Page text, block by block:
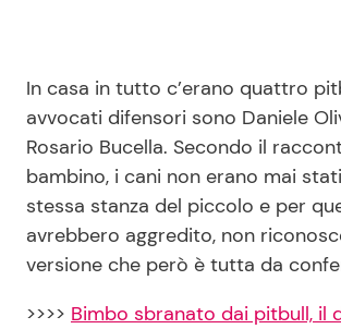
In casa in tutto c’erano quattro
avvocati difensori sono Daniele
Rosario Bucella. Secondo il
bambino, i cani non erano mai
stessa stanza del piccolo e per
avrebbero aggredito, non
versione che però è tutta da
>>>> Bimbo sbranato dai pitbull, il